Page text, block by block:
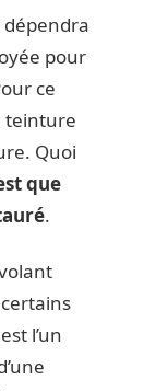
pour
ce
teinture
Quoi
que
.
l’un